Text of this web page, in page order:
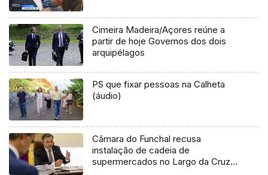
Cimeira Madeira/Açores reúne a
partir de hoje Governos dos dois
arquipélagos
PS que fixar pessoas na Calheta
(áudio)
Câmara do Funchal recusa
instalação de cadeia de
supermercados no Largo da Cruz